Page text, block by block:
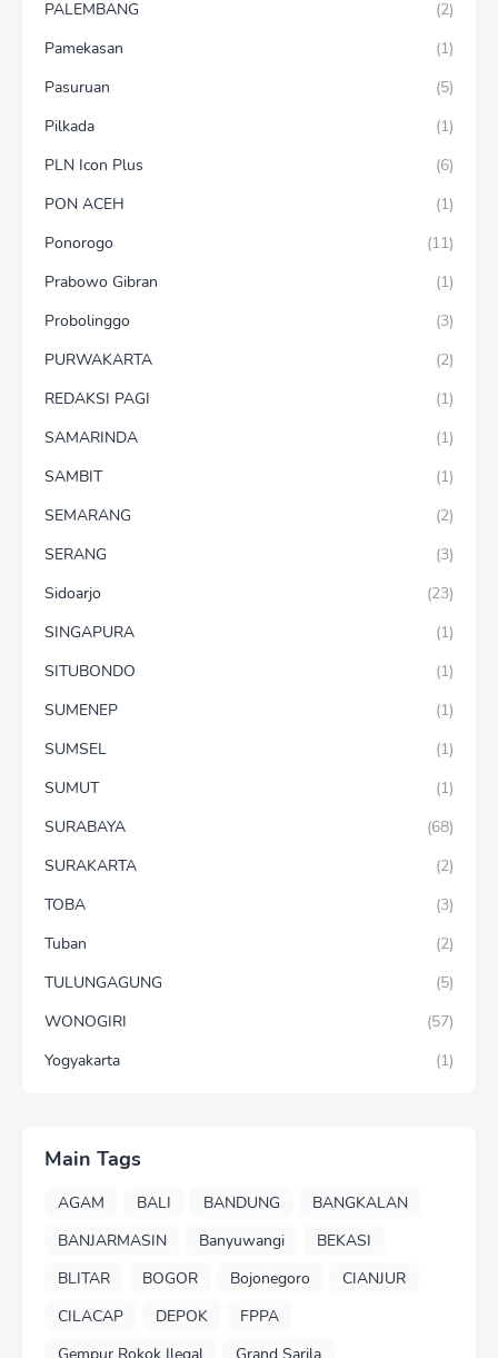
PALEMBANG
(2)
Pamekasan
(1)
Pasuruan
(5)
Pilkada
(1)
PLN Icon Plus
(6)
PON ACEH
(1)
Ponorogo
(11)
Prabowo Gibran
(1)
Probolinggo
(3)
PURWAKARTA
(2)
REDAKSI PAGI
(1)
SAMARINDA
(1)
SAMBIT
(1)
SEMARANG
(2)
SERANG
(3)
Sidoarjo
(23)
SINGAPURA
(1)
SITUBONDO
(1)
SUMENEP
(1)
SUMSEL
(1)
SUMUT
(1)
SURABAYA
(68)
SURAKARTA
(2)
TOBA
(3)
Tuban
(2)
TULUNGAGUNG
(5)
WONOGIRI
(57)
Yogyakarta
(1)
Main Tags
AGAM BALI BANDUNG
BANGKALAN
BANJARMASIN
Banyuwangi
BEKASI
BLITAR
BOGOR Bojonegoro
CIANJUR
CILACAP
DEPOK
FPPA
Gempur Rokok Ilegal
Grand Sarila